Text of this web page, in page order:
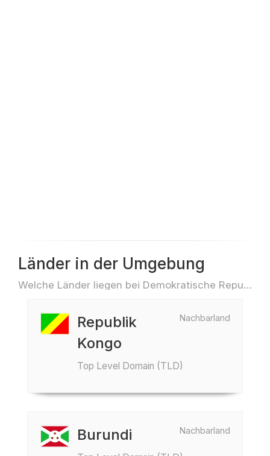
Länder in der Umgebung
Welche Länder liegen bei Demokratische Republik Kongo z.B. für Reisen oder Flüge
Nachbarland
Republik
Kongo
Top Level Domain (TLD)
Nachbarland
Burundi